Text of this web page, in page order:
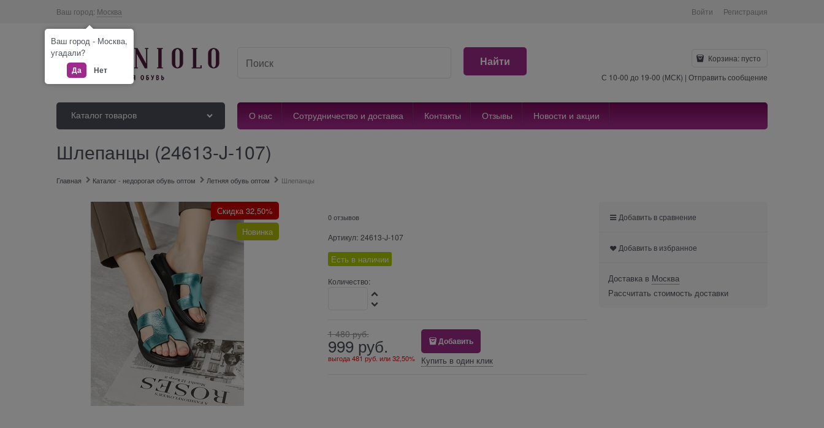
Ваш город: Москва Войти Регистрация
Найти Корзина: пусто
С 10-00 до 19-00 (МСК) | Отправить сообщение
Каталог товаров О нас Сотрудничество и доставка Контакты Отзывы Новости и акции
Шлепанцы (24613-J-107)
Главная Каталог - недорогая обувь оптом Летняя обувь оптом Шлепанцы
Скидка 32,50%
Новинка
0 отзывов
Артикул: 24613-J-107
Есть в наличии
Количество:
1 480 руб.
999 руб.
выгода481 руб. или32,50%
Добавить
Купить в один клик
Добавить в сравнение
Добавить в избранное
Доставка в Москва
Рассчитать стоимость доставки
Ваш город - Москва,
угадали?
Да Нет